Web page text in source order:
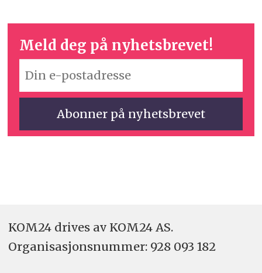
Meld deg på nyhetsbrevet!
KOM24 drives av KOM24 AS.
Organisasjons­nummer: 928 093 182